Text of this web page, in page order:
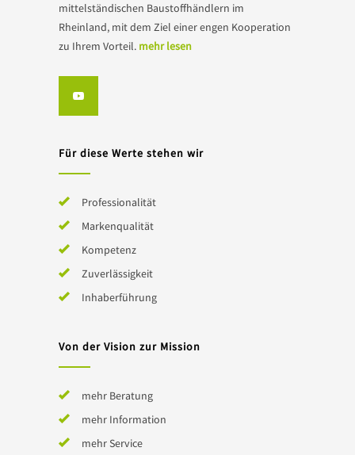
mittelständischen Baustoffhändlern im
Rheinland, mit dem Ziel einer engen Kooperation
zu Ihrem Vorteil. mehr lesen
Für diese Werte stehen wir
Professionalität
Markenqualität
Kompetenz
Zuverlässigkeit
Inhaberführung
Von der Vision zur Mission
mehr Beratung
mehr Information
mehr Service